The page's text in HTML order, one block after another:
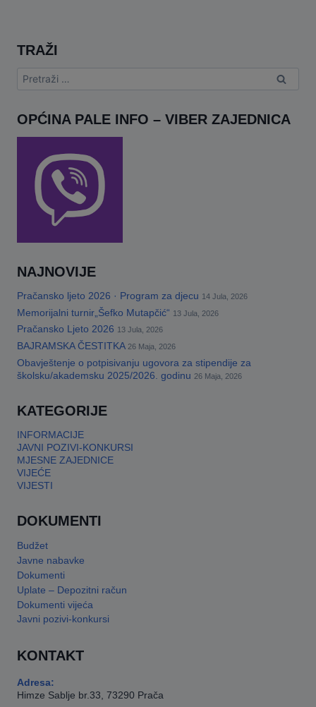
TRAŽI
Pretraga:
OPĆINA PALE INFO – VIBER ZAJEDNICA
NAJNOVIJE
Pračansko ljeto 2026 · Program za djecu 14 Jula, 2026
Memorijalni turnir„Šefko Mutapčić“ 13 Jula, 2026
Pračansko Ljeto 2026 13 Jula, 2026
BAJRAMSKA ČESTITKA 26 Maja, 2026
Obavještenje o potpisivanju ugovora za stipendije za
školsku/akademsku 2025/2026. godinu 26 Maja, 2026
KATEGORIJE
INFORMACIJE
JAVNI POZIVI-KONKURSI
MJESNE ZAJEDNICE
VIJEĆE
VIJESTI
DOKUMENTI
Budžet
Javne nabavke
Dokumenti
Uplate – Depozitni račun
Dokumenti vijeća
Javni pozivi-konkursi
KONTAKT
Adresa:
Himze Sablje br.33, 73290 Prača